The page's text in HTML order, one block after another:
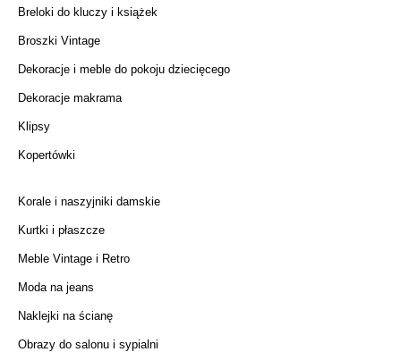
Breloki do kluczy i książek
Broszki Vintage
Dekoracje i meble do pokoju dziecięcego
Dekoracje makrama
Klipsy
Kopertówki
Korale i naszyjniki damskie
Kurtki i płaszcze
Meble Vintage i Retro
Moda na jeans
Naklejki na ścianę
Obrazy do salonu i sypialni